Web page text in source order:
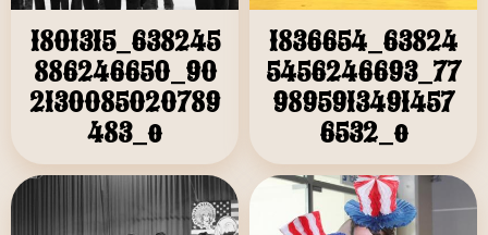
1801315_638245
886246650_90
2130085020789
483_o
1836654_63824
5456246693_77
9895913491457
6532_o